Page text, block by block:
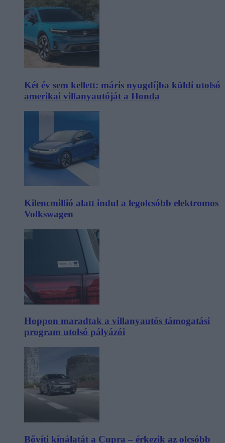
Két év sem kellett: máris nyugdíjba küldi utolsó
amerikai villanyautóját a Honda
Kilencmillió alatt indul a legolcsóbb elektromos
Volkswagen
Hoppon maradtak a villanyautós támogatási
program utolsó pályázói
Bővíti kínálatát a Cupra – érkezik az olcsóbb